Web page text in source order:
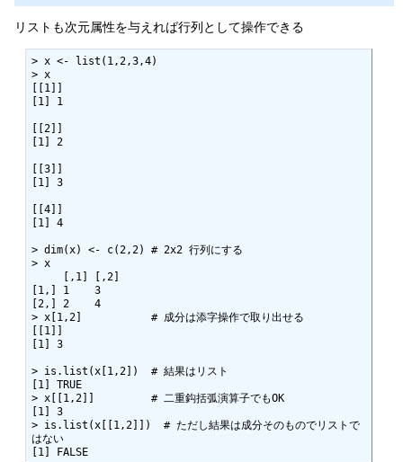
リストも次元属性を与えれば行列として操作できる
> x <- list(1,2,3,4)
> x
[[1]]
[1] 1
[[2]]
[1] 2
[[3]]
[1] 3
[[4]]
[1] 4
> dim(x) <- c(2,2) # 2x2 行列にする
> x
[1,] 1    3
[2,] 2    4
> x[1,2]           # 成分は添字操作で取り出せる
[[1]]
[1] 3
> is.list(x[1,2])  # 結果はリスト
[1] TRUE
> x[[1,2]]         # 二重鈎括弧演算子でもOK
[1] 3
> is.list(x[[1,2]])  # ただし結果は成分そのものでリストで
はない
[1] FALSE